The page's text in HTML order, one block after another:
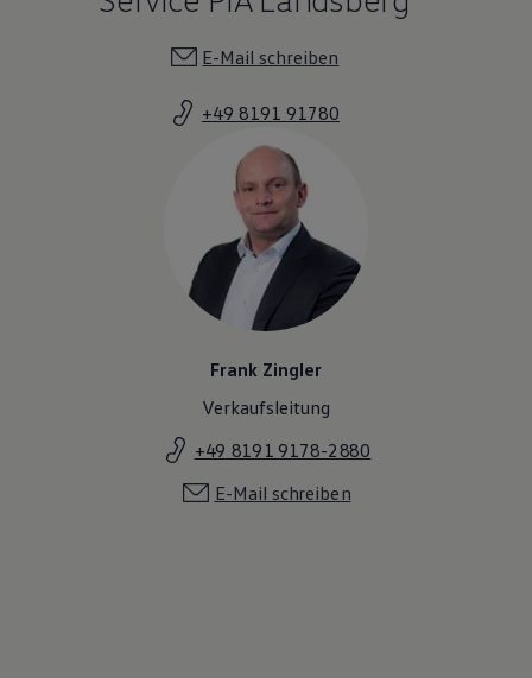
E-Mail schreiben
+49 8191 91780
Frank Zingler
Verkaufsleitung
+49 8191 9178-2880
E-Mail schreiben